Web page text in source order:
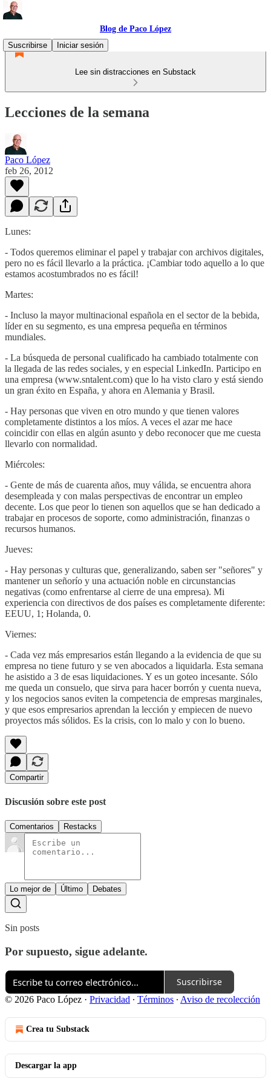
Blog de Paco López
Suscribirse
Iniciar sesión
Lee sin distracciones en Substack
Lecciones de la semana
Paco López
feb 26, 2012
Lunes:
- Todos queremos eliminar el papel y trabajar con archivos digitales,
pero no es fácil llevarlo a la práctica. ¡Cambiar todo aquello a lo que
estamos acostumbrados no es fácil!
Martes:
- Incluso la mayor multinacional española en el sector de la bebida,
líder en su segmento, es una empresa pequeña en términos
mundiales.
- La búsqueda de personal cualificado ha cambiado totalmente con
la llegada de las redes sociales, y en especial LinkedIn. Participo en
una empresa (www.sntalent.com) que lo ha visto claro y está siendo
un gran éxito en España, y ahora en Alemania y Brasil.
- Hay personas que viven en otro mundo y que tienen valores
completamente distintos a los míos. A veces el azar me hace
coincidir con ellas en algún asunto y debo reconocer que me cuesta
llevarlo con normalidad.
Miércoles:
- Gente de más de cuarenta años, muy válida, se encuentra ahora
desempleada y con malas perspectivas de encontrar un empleo
decente. Los que peor lo tienen son aquellos que se han dedicado a
trabajar en procesos de soporte, como administración, finanzas o
recursos humanos.
Jueves:
- Hay personas y culturas que, generalizando, saben ser "señores" y
mantener un señorío y una actuación noble en circunstancias
negativas (como enfrentarse al cierre de una empresa). Mi
experiencia con directivos de dos países es completamente diferente:
EEUU, 1; Holanda, 0.
Viernes:
- Cada vez más empresarios están llegando a la evidencia de que su
empresa no tiene futuro y se ven abocados a liquidarla. Esta semana
he asistido a 3 de esas liquidaciones. Y es un goteo incesante. Sólo
me queda un consuelo, que sirva para hacer borrón y cuenta nueva,
y los negocios sanos eviten la competencia de empresas marginales,
y que esos empresarios aprendan la lección y empiecen de nuevo
proyectos más sólidos. Es la crisis, con lo malo y con lo bueno.
Compartir
Discusión sobre este post
Comentarios Restacks
Lo mejor de Último Debates
Sin posts
Por supuesto, sigue adelante.
Suscribirse
© 2026 Paco López · Privacidad ∙ Términos ∙ Aviso de recolección
Crea tu Substack
Descargar la app